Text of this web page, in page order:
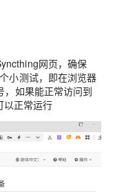
网页，确保
小测试，即在浏览器
，如果能正常访问到
以正常运行